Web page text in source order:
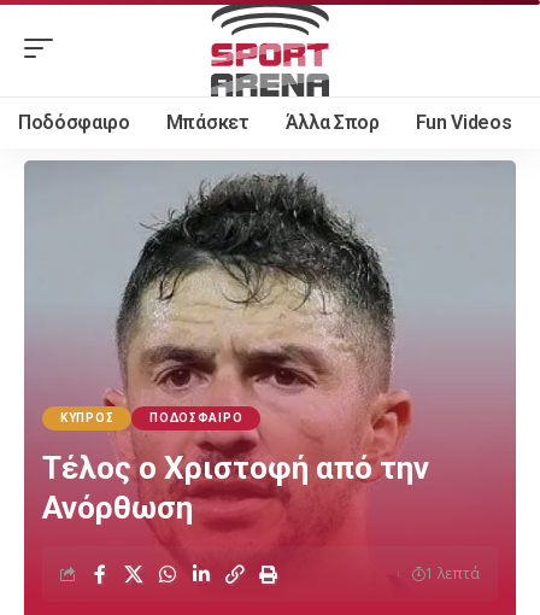
Ποδόσφαιρο Μπάσκετ Άλλα Σπορ Fun Videos
ΚΎΠΡΟΣ ΠΟΔΌΣΦΑΙΡΟ
Τέλος ο Χριστοφή από την
Ανόρθωση
1 λεπτά